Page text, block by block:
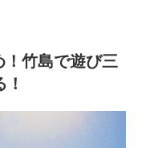
！竹島で遊び三